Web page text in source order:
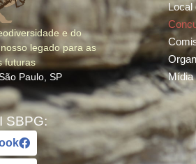
e do
legado para as
futuras
Paulo, SP
SBPG:
Local
Mídia